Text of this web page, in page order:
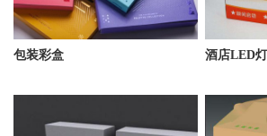
包装彩盒 酒店LED